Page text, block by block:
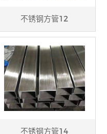
不锈钢方管12
不锈钢方管14